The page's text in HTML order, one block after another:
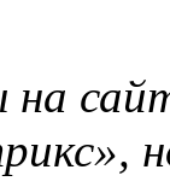
на